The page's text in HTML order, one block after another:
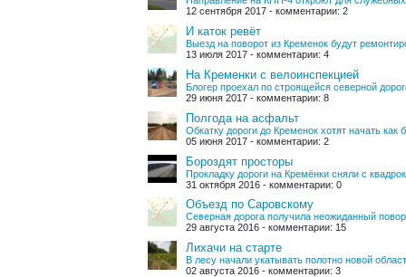
12 сентября 2017 - комментарии: 2
И каток ревёт
Выезд на поворот из Кременок будут
13 июля 2017 - комментарии: 4
На Кременки с велоинспекцией
Блогер проехал по строящейся северной
29 июня 2017 - комментарии: 8
Полгода на асфальт
Обкатку дороги до Кременок хотят начать как
05 июня 2017 - комментарии: 2
Бороздят просторы
Прокладку дороги на Кремёнки сняли с
31 октября 2016 - комментарии: 0
Объезд по Саровскому
Северная дорога получила неожиданный
29 августа 2016 - комментарии: 15
Лихачи на старте
В лесу начали укатывать полотно новой
02 августа 2016 - комментарии: 3